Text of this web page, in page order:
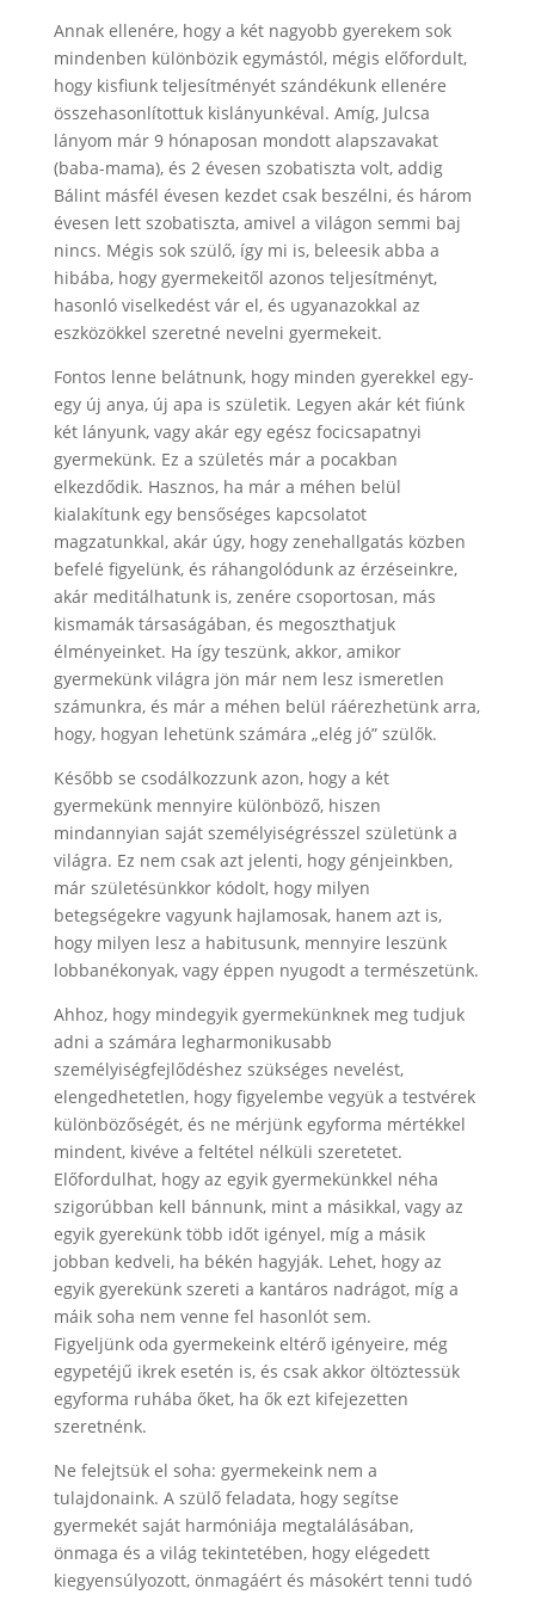
Annak ellenére, hogy a két nagyobb gyerekem sok
mindenben különbözik egymástól, mégis előfordult,
hogy kisfiunk teljesítményét szándékunk ellenére
összehasonlítottuk kislányunkéval. Amíg, Julcsa
lányom már 9 hónaposan mondott alapszavakat
(baba-mama), és 2 évesen szobatiszta volt, addig
Bálint másfél évesen kezdet csak beszélni, és három
évesen lett szobatiszta, amivel a világon semmi baj
nincs. Mégis sok szülő, így mi is, beleesik abba a
hibába, hogy gyermekeitől azonos teljesítményt,
hasonló viselkedést vár el, és ugyanazokkal az
eszközökkel szeretné nevelni gyermekeit.
Fontos lenne belátnunk, hogy minden gyerekkel egy-
egy új anya, új apa is születik. Legyen akár két fiúnk
két lányunk, vagy akár egy egész focicsapatnyi
gyermekünk. Ez a születés már a pocakban
elkezdődik. Hasznos, ha már a méhen belül
kialakítunk egy bensőséges kapcsolatot
magzatunkkal, akár úgy, hogy zenehallgatás közben
befelé figyelünk, és ráhangolódunk az érzéseinkre,
akár meditálhatunk is, zenére csoportosan, más
kismamák társaságában, és megoszthatjuk
élményeinket. Ha így teszünk, akkor, amikor
gyermekünk világra jön már nem lesz ismeretlen
számunkra, és már a méhen belül ráérezhetünk arra,
hogy, hogyan lehetünk számára „elég jó” szülők.
Később se csodálkozzunk azon, hogy a két
gyermekünk mennyire különböző, hiszen
mindannyian saját személyiségrésszel születünk a
világra. Ez nem csak azt jelenti, hogy génjeinkben,
már születésünkkor kódolt, hogy milyen
betegségekre vagyunk hajlamosak, hanem azt is,
hogy milyen lesz a habitusunk, mennyire leszünk
lobbanékonyak, vagy éppen nyugodt a természetünk.
Ahhoz, hogy mindegyik gyermekünknek meg tudjuk
adni a számára legharmonikusabb
személyiségfejlődéshez szükséges nevelést,
elengedhetetlen, hogy figyelembe vegyük a testvérek
különbözőségét, és ne mérjünk egyforma mértékkel
mindent, kivéve a feltétel nélküli szeretetet.
Előfordulhat, hogy az egyik gyermekünkkel néha
szigorúbban kell bánnunk, mint a másikkal, vagy az
egyik gyerekünk több időt igényel, míg a másik
jobban kedveli, ha békén hagyják. Lehet, hogy az
egyik gyerekünk szereti a kantáros nadrágot, míg a
máik soha nem venne fel hasonlót sem.
Figyeljünk oda gyermekeink eltérő igényeire, még
egypetéjű ikrek esetén is, és csak akkor öltöztessük
egyforma ruhába őket, ha ők ezt kifejezetten
szeretnénk.
Ne felejtsük el soha: gyermekeink nem a
tulajdonaink. A szülő feladata, hogy segítse
gyermekét saját harmóniája megtalálásában,
önmaga és a világ tekintetében, hogy elégedett
kiegyensúlyozott, önmagáért és másokért tenni tudó